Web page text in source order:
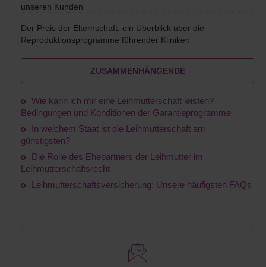
unseren Kunden
Der Preis der Elternschaft: ein Überblick über die
Reproduktionsprogramme führender Kliniken
ZUSAMMENHÄNGENDE
Wie kann ich mir eine Leihmutterschaft leisten?
Bedingungen und Konditionen der Garantieprogramme
In welchem Staat ist die Leihmutterschaft am
günstigsten?
Die Rolle des Ehepartners der Leihmutter im
Leihmutterschaftsrecht
Leihmutterschaftsversicherung: Unsere häufigsten FAQs